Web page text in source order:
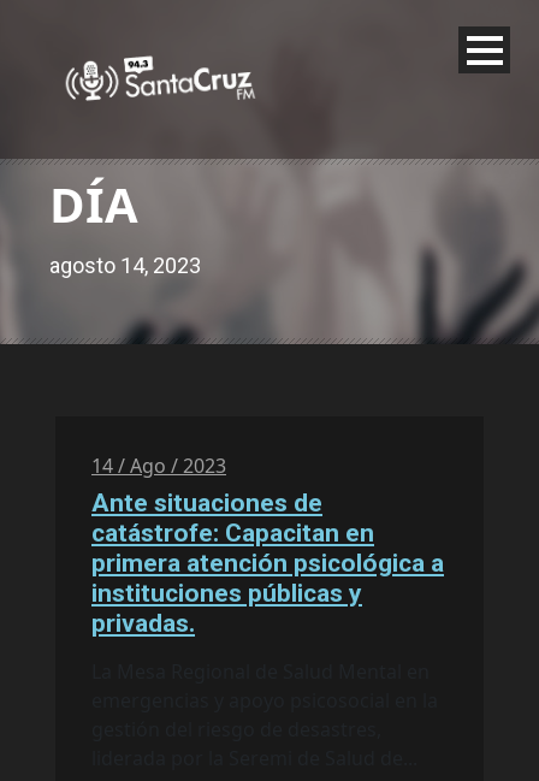
DÍA
agosto 14, 2023
14 / Ago / 2023
Ante situaciones de
catástrofe: Capacitan en
primera atención psicológica a
instituciones públicas y
privadas.